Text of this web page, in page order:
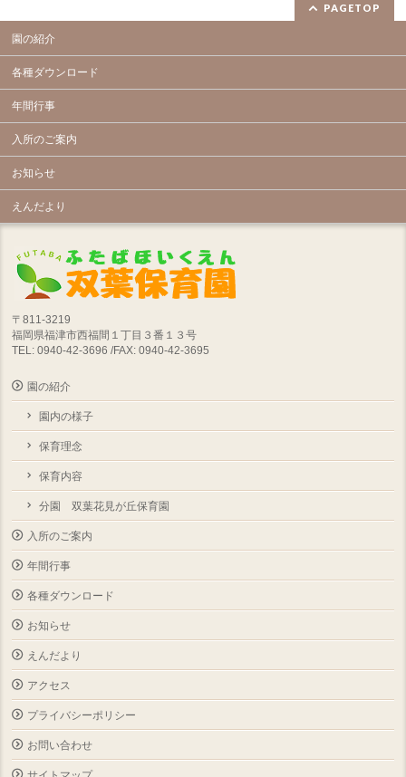
PAGETOP
園の紹介
各種ダウンロード
年間行事
入所のご案内
お知らせ
えんだより
〒811-3219
福岡県福津市西福間１丁目３番１３号
TEL: 0940-42-3696 /FAX: 0940-42-3695
園の紹介
園内の様子
保育理念
保育内容
分園 双葉花見が丘保育園
入所のご案内
年間行事
各種ダウンロード
お知らせ
えんだより
アクセス
プライバシーポリシー
お問い合わせ